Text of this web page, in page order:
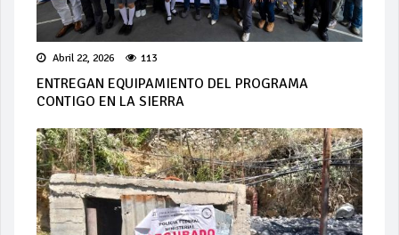
Abril 22, 2026 113
ENTREGAN EQUIPAMIENTO DEL PROGRAMA
CONTIGO EN LA SIERRA